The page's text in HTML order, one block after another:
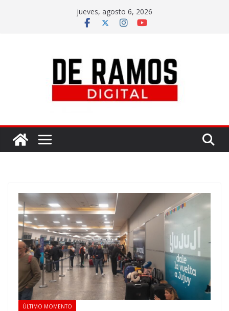
jueves, agosto 6, 2026
ÚLTIMO MOMENTO